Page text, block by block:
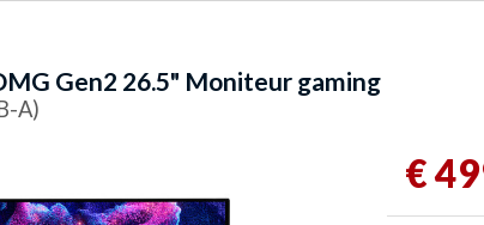
Gen2 26.5" Moniteur gaming
A)
€